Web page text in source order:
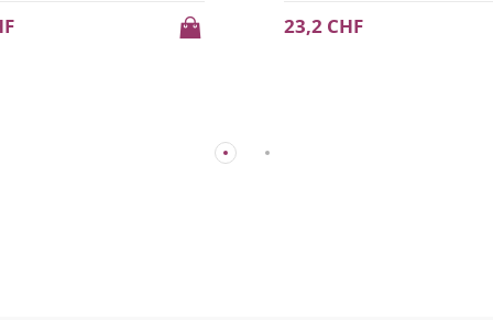
13 CHF